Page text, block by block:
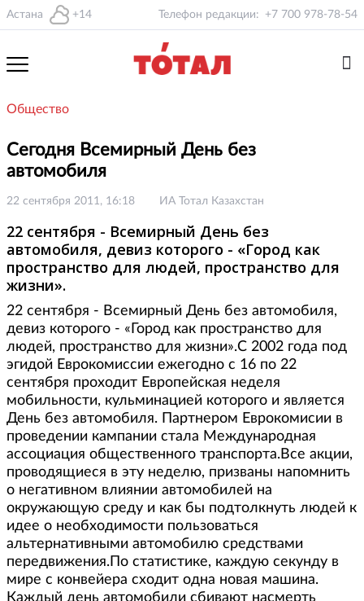
Астана +14 Телефон редакции: +7 700 978-78-54
Общество
Сегодня Всемирный День без
автомобиля
22 сентября 2011, 16:18 ИА Тотал Казахстан
22 сентября - Всемирный День без
автомобиля, девиз которого - «Город как
пространство для людей, пространство для
жизни».
22 сентября - Всемирный День без автомобиля,
девиз которого - «Город как пространство для
людей, пространство для жизни».С 2002 года под
эгидой Еврокомиссии ежегодно с 16 по 22
сентября проходит Европейская неделя
мобильности, кульминацией которого и является
День без автомобиля. Партнером Еврокомисии в
проведении кампании стала Международная
ассоциация общественного транспорта.Все акции,
проводящиеся в эту неделю, призваны напомнить
о негативном влиянии автомобилей на
окружающую среду и как бы подтолкнуть людей к
идее о необходимости пользоваться
альтернативными автомобилю средствами
передвижения.По статистике, каждую секунду в
мире с конвейера сходит одна новая машина.
Каждый день автомобили сбивают насмерть